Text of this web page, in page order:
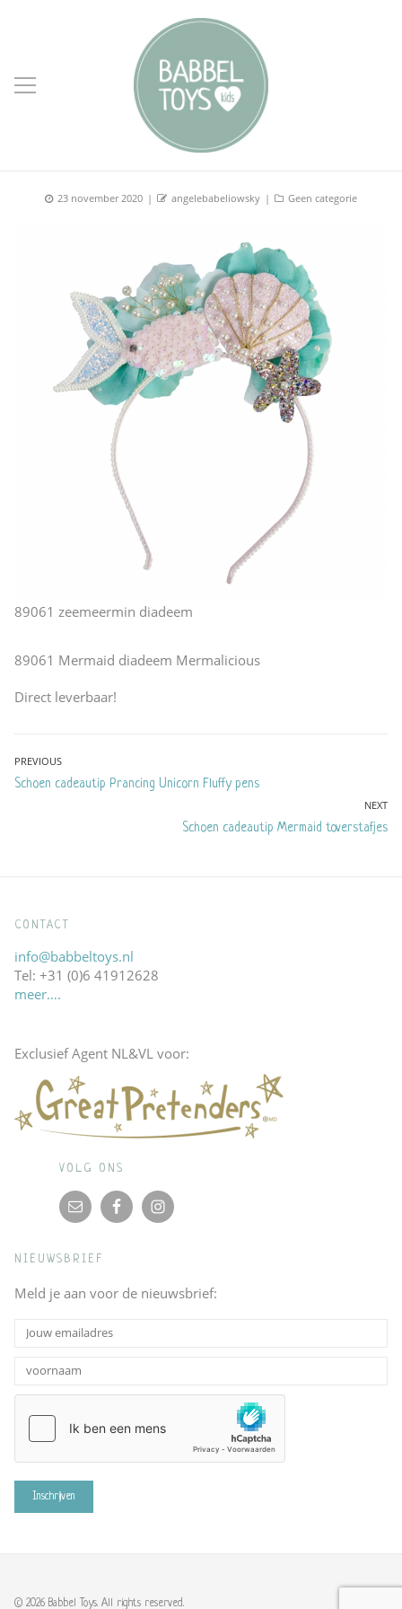
Posted
23 november 2020 Author
angelebabeliowsky Categories
Geen categorie
89061 zeemeermin diadeem
89061 Mermaid diadeem Mermalicious
Direct leverbaar!
Bericht
navigatie
PREVIOUS
Previous
Schoen cadeautip Prancing Unicorn Fluffy pens
NEXT
Next
Schoen cadeautip Mermaid toverstafjes
CONTACT
info@babbeltoys.nl
Tel: +31 (0)6 41912628
meer….
Exclusief Agent NL&VL voor:
VOLG ONS
NIEUWSBRIEF
Meld je aan voor de nieuwsbrief:
© 2026 Babbel Toys. All rights reserved.